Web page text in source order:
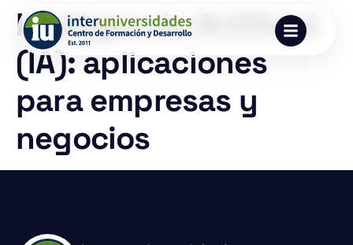
Inteligencia Artificial
(IA): aplicaciones
para empresas y
negocios